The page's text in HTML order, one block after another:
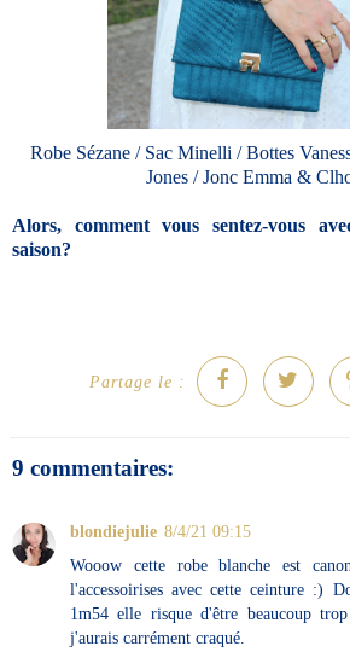
Robe Sézane / Sac Minelli / Bottes
Jones / Jonc Emma &
Alors, comment vous sentez-vous
saison?
Partage le :
9 commentaires:
blondiejulie 8/4/21 09:15
Wooow cette robe blanche est
l'accessoirises avec cette ceinture :)
1m54 elle risque d'être beaucoup
j'aurais carrément craqué.